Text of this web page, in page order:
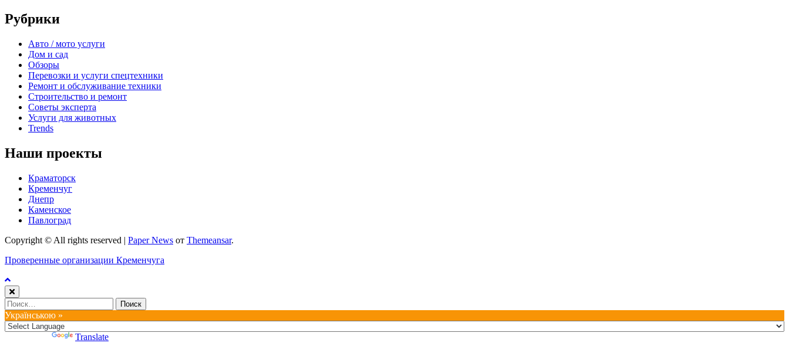
Рубрики
Авто / мото услуги
Дом и сад
Обзоры
Перевозки и услуги спецтехники
Ремонт и обслуживание техники
Строительство и ремонт
Советы эксперта
Услуги для животных
Trends
Наши проекты
Краматорск
Кременчуг
Днепр
Каменское
Павлоград
Copyright © All rights reserved | Paper News от Themeansar.
Проверенные организации Кременчуга
Найти:
Українською »
Translate